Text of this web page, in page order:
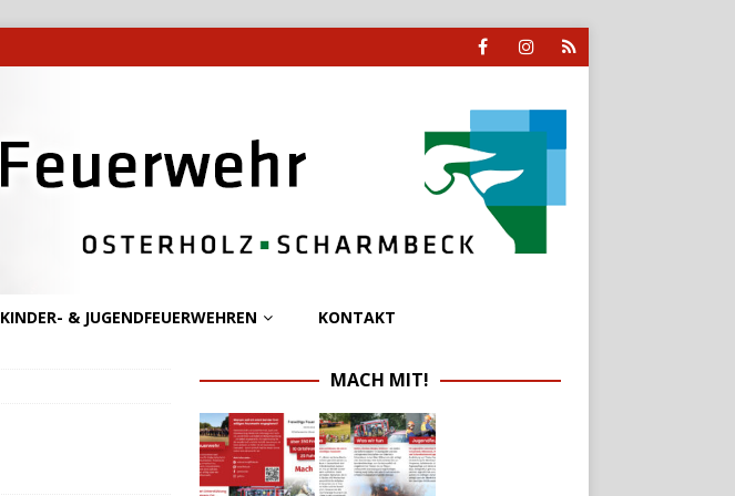
KINDER- & JUGENDFEUERWEHREN KONTAKT
MACH MIT!